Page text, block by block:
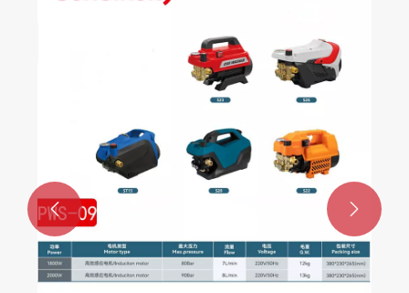
 